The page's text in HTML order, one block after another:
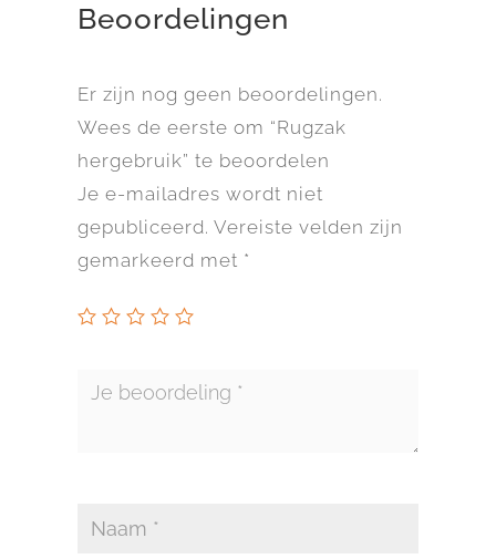
Beoordelingen
Er zijn nog geen beoordelingen.
Wees de eerste om “Rugzak
hergebruik” te beoordelen
Je e-mailadres wordt niet
gepubliceerd. Vereiste velden zijn
gemarkeerd met *